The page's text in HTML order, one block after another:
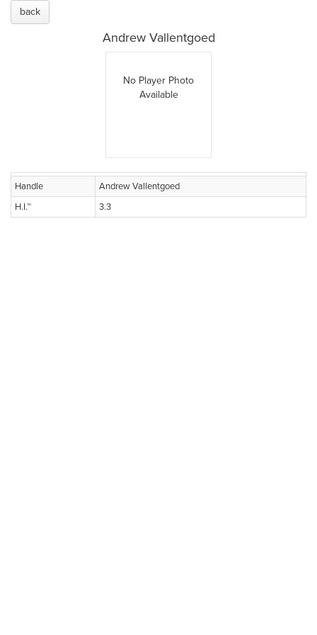
back
Andrew Vallentgoed
No Player Photo
Available
Handle
Andrew Vallentgoed
H.I.™
3.3